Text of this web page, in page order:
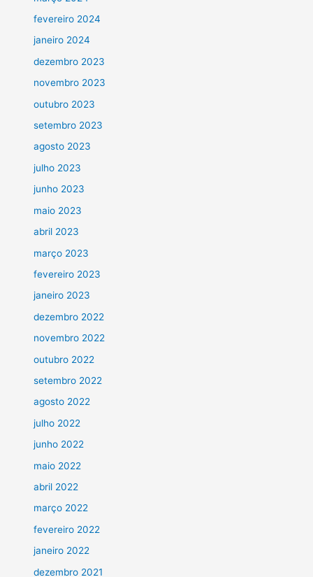
fevereiro 2024
janeiro 2024
dezembro 2023
novembro 2023
outubro 2023
setembro 2023
agosto 2023
julho 2023
junho 2023
maio 2023
abril 2023
março 2023
fevereiro 2023
janeiro 2023
dezembro 2022
novembro 2022
outubro 2022
setembro 2022
agosto 2022
julho 2022
junho 2022
maio 2022
abril 2022
março 2022
fevereiro 2022
janeiro 2022
dezembro 2021